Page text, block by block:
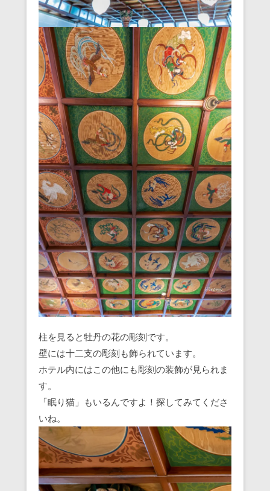
柱を見ると牡丹の花の彫刻です。
壁には十二支の彫刻も飾られています。
ホテル内にはこの他にも彫刻の装飾が見られま
す。
「眠り猫」もいるんですよ！探してみてくださ
いね。